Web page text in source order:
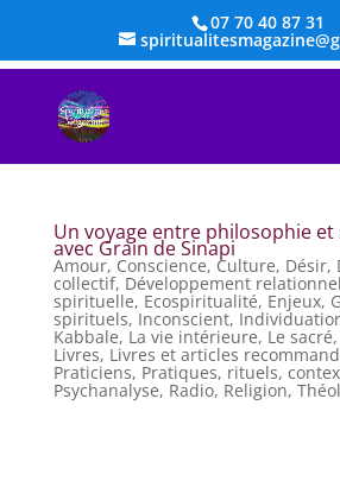
07 70 40 87 31
Un voyage entre philosophie
avec Grain de Sinapi
Amour, Conscience, Culture, Désir,
collectif, Développement relationnel
spirituelle, Ecospiritualité, Enjeux,
spirituels, Inconscient,
Kabbale, La vie intérieure, Le sacré,
Livres, Livres et articles
Praticiens, Pratiques, rituels,
Psychanalyse, Radio, Religion,